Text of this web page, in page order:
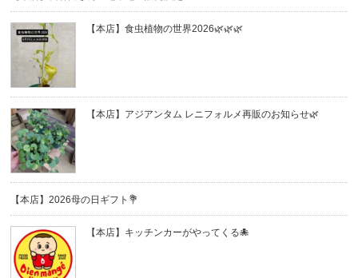
【本店】食虫植物の世界2026🌿🌿🌿
【本店】アジアンタム レニフォルメ再販のお知らせ🌿
【本店】2026母の日ギフト💐
【本店】キッチンカーがやってくる🐙